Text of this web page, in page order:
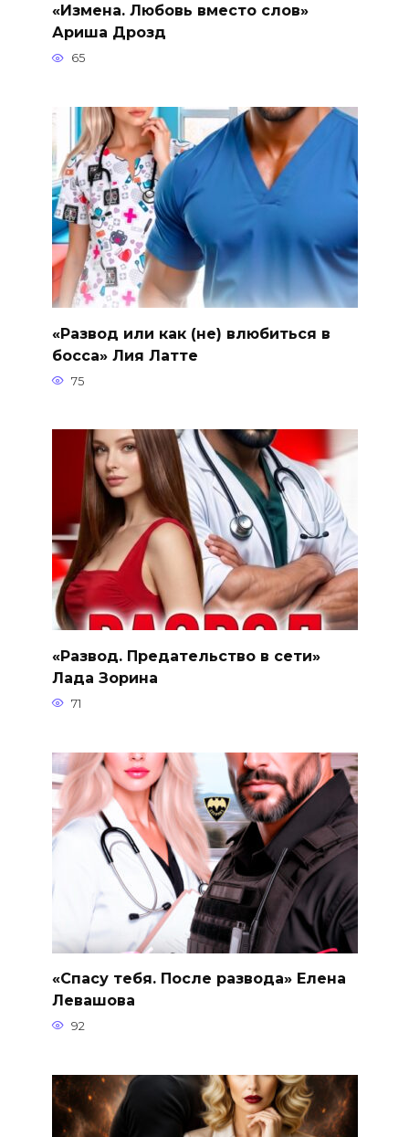
«Измена. Любовь вместо слов»
Ариша Дрозд
65
«Развод или как (не) влюбиться в
босса» Лия Латте
75
«Развод. Предательство в сети»
Лада Зорина
71
«Спасу тебя. После развода» Елена
Левашова
92